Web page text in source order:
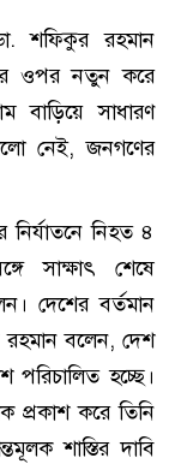
শফিকুর রহমান
ওপর নতুন করে
বাড়িয়ে সাধারণ
নেই, জনগণের
নিহত ৪
সাক্ষাৎ শেষে
দেশের বর্তমান
রহমান বলেন, দেশ
পরিচালিত হচ্ছে।
প্রকাশ করে তিনি
শাস্তির দাবি